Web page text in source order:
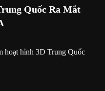
Quốc Ra Mắt
hoạt hình 3D Trung Quốc